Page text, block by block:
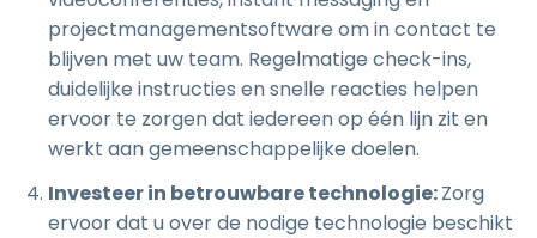
projectmanagementsoftware om in contact te
blijven met uw team. Regelmatige check-ins,
duidelijke instructies en snelle reacties helpen
ervoor te zorgen dat iedereen op één lijn zit en
werkt aan gemeenschappelijke doelen.
Investeer in betrouwbare technologie:Zorg
ervoor dat u over de nodige technologie beschikt